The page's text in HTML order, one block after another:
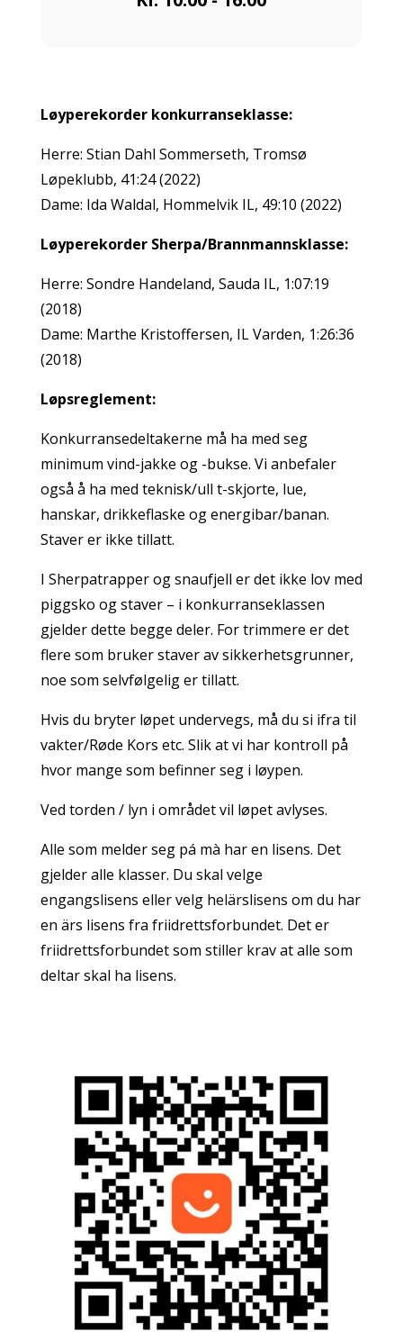
Løyperekorder konkurranseklasse:
Herre: Stian Dahl Sommerseth, Tromsø
Løpeklubb, 41:24 (2022)
Dame: Ida Waldal, Hommelvik IL, 49:10 (2022)
Løyperekorder Sherpa/Brannmannsklasse:
Herre: Sondre Handeland, Sauda IL, 1:07:19
(2018)
Dame: Marthe Kristoffersen, IL Varden, 1:26:36
(2018)
Løpsreglement:
Konkurransedeltakerne må ha med seg
minimum vind-jakke og -bukse. Vi anbefaler
også å ha med teknisk/ull t-skjorte, lue,
hanskar, drikkeflaske og energibar/banan.
Staver er ikke tillatt.
I Sherpatrapper og snaufjell er det ikke lov med
piggsko og staver – i konkurranseklassen
gjelder dette begge deler. For trimmere er det
flere som bruker staver av sikkerhetsgrunner,
noe som selvfølgelig er tillatt.
Hvis du bryter løpet undervegs, må du si ifra til
vakter/Røde Kors etc. Slik at vi har kontroll på
hvor mange som befinner seg i løypen.
Ved torden / lyn i området vil løpet avlyses.
Alle som melder seg pá mà har en lisens. Det
gjelder alle klasser. Du skal velge
engangslisens eller velg helärslisens om du har
en ärs lisens fra friidrettsforbundet. Det er
friidrettsforbundet som stiller krav at alle som
deltar skal ha lisens.